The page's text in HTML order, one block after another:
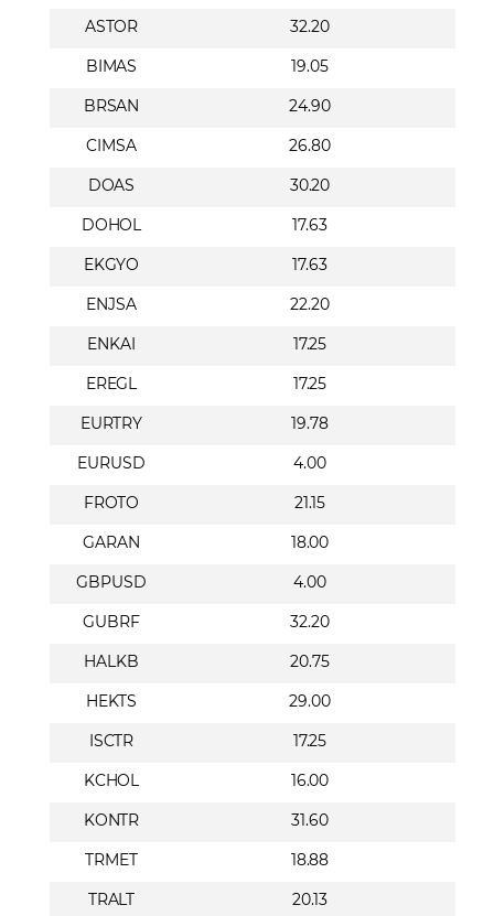
ASTOR
32.20
BIMAS
19.05
BRSAN
24.90
CIMSA
26.80
DOAS
30.20
DOHOL
17.63
EKGYO
17.63
ENJSA
22.20
ENKAI
17.25
EREGL
17.25
EURTRY
19.78
EURUSD
4.00
FROTO
21.15
GARAN
18.00
GBPUSD
4.00
GUBRF
32.20
HALKB
20.75
HEKTS
29.00
ISCTR
17.25
KCHOL
16.00
KONTR
31.60
TRMET
18.88
TRALT
20.13